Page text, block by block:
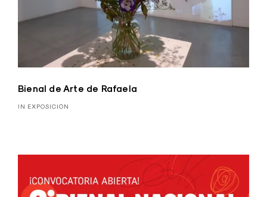
Bienal de Arte de Rafaela
IN EXPOSICIÓN